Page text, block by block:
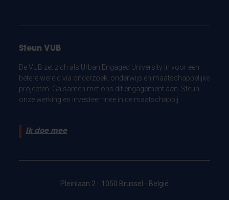
Steun VUB
De VUB zet zich als Urban Engaged University in voor een
betere wereld via onderzoek, onderwijs en maatschappelijke
projecten. Ga samen met ons dit engagement aan. Steun
onze werking en investeer mee in de maatschappij.
Ik doe mee
Pleinlaan 2 - 1050 Brussel - België